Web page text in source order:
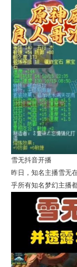
雪无抖音开播
昨日，知名主播雪无
乎所有知名梦幻主播